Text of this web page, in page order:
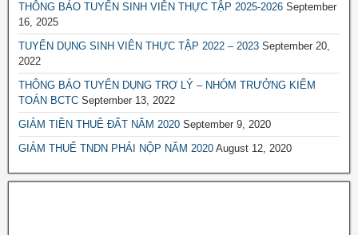
THÔNG BÁO TUYỂN SINH VIÊN THỰC TẬP 2025-2026 September
16, 2025
TUYỂN DỤNG SINH VIÊN THỰC TẬP 2022 – 2023 September 20,
2022
THÔNG BÁO TUYỂN DỤNG TRỢ LÝ – NHÓM TRƯỞNG KIỂM
TOÁN BCTC September 13, 2022
GIẢM TIỀN THUÊ ĐẤT NĂM 2020 September 9, 2020
GIẢM THUẾ TNDN PHẢI NỘP NĂM 2020 August 12, 2020